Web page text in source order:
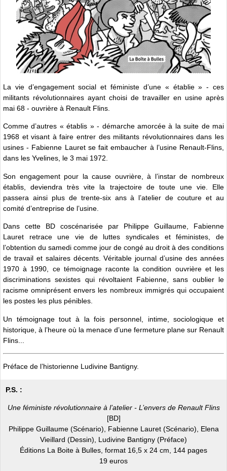
La vie d’engagement social et féministe d’une « établie » - ces
militants révolutionnaires ayant choisi de travailler en usine après
mai 68 - ouvrière à Renault Flins.
Comme d’autres « établis » - démarche amorcée à la suite de mai
1968 et visant à faire entrer des militants révolutionnaires dans les
usines - Fabienne Lauret se fait embaucher à l’usine Renault-Flins,
dans les Yvelines, le 3 mai 1972.
Son engagement pour la cause ouvrière, à l’instar de nombreux
établis, deviendra très vite la trajectoire de toute une vie. Elle
passera ainsi plus de trente-six ans à l’atelier de couture et au
comité d’entreprise de l’usine.
Dans cette BD coscénarisée par Philippe Guillaume, Fabienne
Lauret retrace une vie de luttes syndicales et féministes, de
l’obtention du samedi comme jour de congé au droit à des conditions
de travail et salaires décents. Véritable journal d’usine des années
1970 à 1990, ce témoignage raconte la condition ouvrière et les
discriminations sexistes qui révoltaient Fabienne, sans oublier le
racisme omniprésent envers les nombreux immigrés qui occupaient
les postes les plus pénibles.
Un témoignage tout à la fois personnel, intime, sociologique et
historique, à l’heure où la menace d’une fermeture plane sur Renault
Flins...
Préface de l’historienne Ludivine Bantigny.
P.S. :
Une féministe révolutionnaire à l’atelier - L’envers de Renault Flins
[BD]
Philippe Guillaume (Scénario), Fabienne Lauret (Scénario), Elena
Vieillard (Dessin), Ludivine Bantigny (Préface)
Éditions La Boite à Bulles, format 16,5 x 24 cm, 144 pages
19 euros